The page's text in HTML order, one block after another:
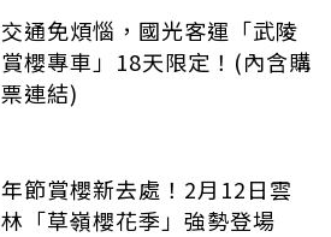
交通免煩惱，國光客運「武陵
賞櫻專車」18天限定！(內含購
票連結)
年節賞櫻新去處！2月12日雲
林「草嶺櫻花季」強勢登場